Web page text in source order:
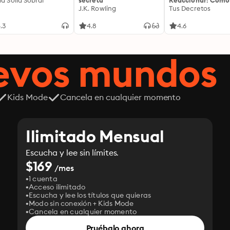
J.K. Rowling
4.8
Controlar Tus
liberarte de la
serena que
cada decisión
Tus Decretos
4.6
mundos
Kids Mode Cancela en cualquier momento
Ilimitado Mensual
Escucha y lee sin límites.
$169 /mes
1 cuenta
Acceso ilimitado
Escucha y lee los títulos que quieras
Modo sin conexión + Kids Mode
Cancela en cualquier momento
Pruébalo ahora